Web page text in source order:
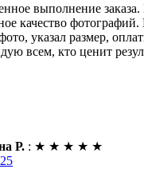
выполнение заказа.
качество фотографий.
указал размер,
всем, кто ценит
Р. : ★ ★ ★ ★ ★